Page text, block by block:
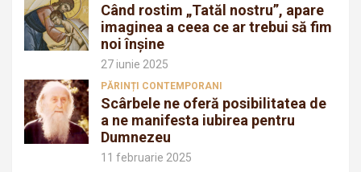
Când rostim „Tatăl nostru”, apare
imaginea a ceea ce ar trebui să fim
noi înșine
27 iunie 2025
PĂRINȚI CONTEMPORANI
Scârbele ne oferă posibilitatea de
a ne manifesta iubirea pentru
Dumnezeu
11 februarie 2025